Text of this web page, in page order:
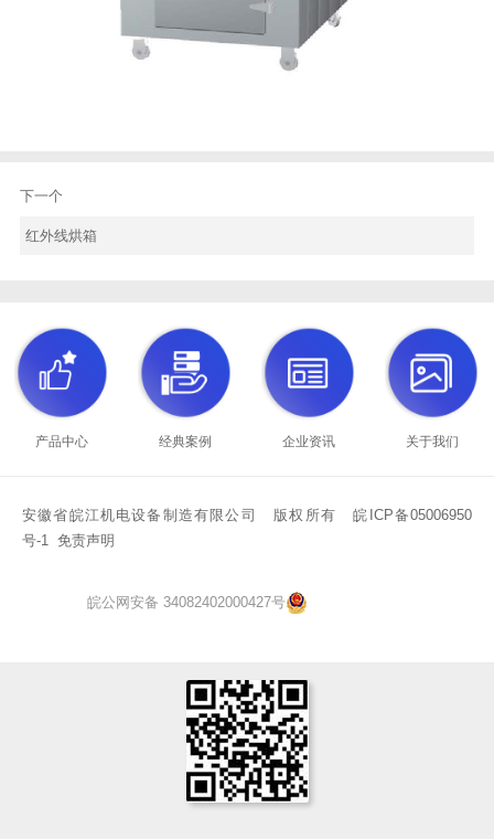
下一个
红外线烘箱
产品中心 经典案例 企业资讯 关于我们
安徽省皖江机电设备制造有限公司 版权所有 皖ICP备05006950
号-1 免责声明
皖公网安备 34082402000427号